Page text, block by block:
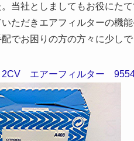
当社としましてもお役にた
ただきエアフィルターの機
でお困りの方の方々に少し
エアーフィルター